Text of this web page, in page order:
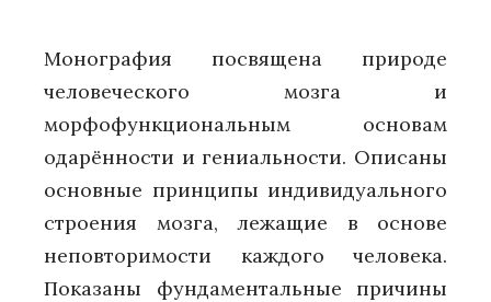
Монография посвящена природе
человеческого мозга и
морфофункциональным основам
одарённости и гениальности. Описаны
основные принципы индивидуального
строения мозга, лежащие в основе
неповторимости каждого человека.
Показаны фундаментальные причины